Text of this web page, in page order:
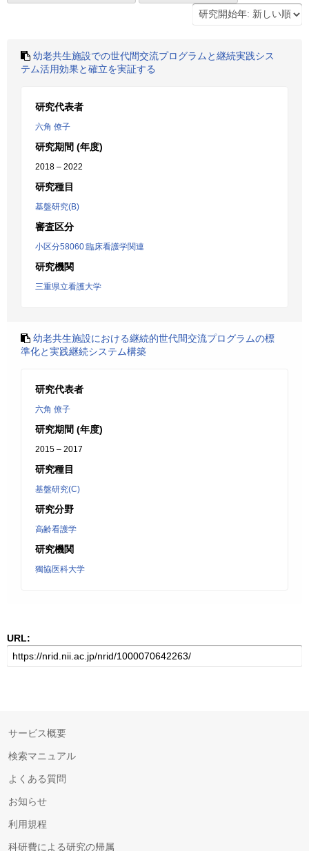
幼老共生施設での世代間交流プログラムと継続実践シス
テム活用効果と確立を実証する
研究代表者
六角 僚子
研究期間 (年度)
2018 – 2022
研究種目
基盤研究(B)
審査区分
小区分58060:臨床看護学関連
研究機関
三重県立看護大学
幼老共生施設における継続的世代間交流プログラムの標
準化と実践継続システム構築
研究代表者
六角 僚子
研究期間 (年度)
2015 – 2017
研究種目
基盤研究(C)
研究分野
高齢看護学
研究機関
獨協医科大学
URL:
サービス概要
検索マニュアル
よくある質問
お知らせ
利用規程
科研費による研究の帰属